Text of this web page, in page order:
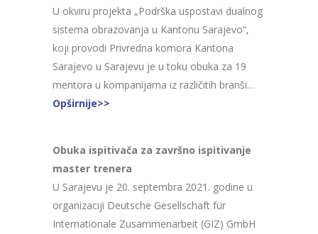
U okviru projekta „Podrška uspostavi dualnog
sistema obrazovanja u Kantonu Sarajevo“,
koji provodi Privredna komora Kantona
Sarajevo u Sarajevu je u toku obuka za 19
mentora u kompanijama iz različitih branši…
Opširnije>>
Obuka ispitivača za završno ispitivanje
master trenera
U Sarajevu je 20. septembra 2021. godine u
organizaciji Deutsche Gesellschaft für
Internationale Zusammenarbeit (GIZ) GmbH